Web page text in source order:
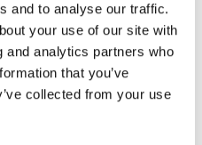
and to analyse our traffic.
your use of our site with
and analytics partners who
that you’ve
collected from your use
el último año, bajó el
bebe en casa, esto,
movilidad de las
mayores a 41 años
en casa, con